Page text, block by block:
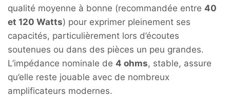
qualité moyenne à bonne (recommandée entre 40
et 120 Watts) pour exprimer pleinement ses
capacités, particulièrement lors d’écoutes
soutenues ou dans des pièces un peu grandes.
L’impédance nominale de 4 ohms, stable, assure
qu’elle reste jouable avec de nombreux
amplificateurs modernes.